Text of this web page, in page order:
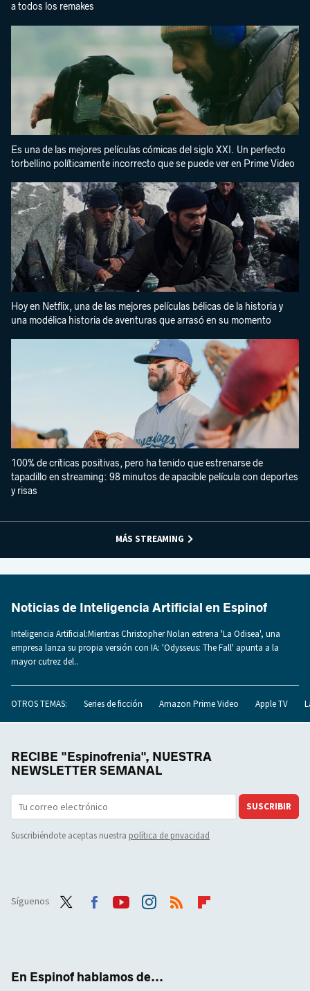
a todos los remakes
Es una de las mejores películas cómicas del siglo XXI. Un perfecto
torbellino políticamente incorrecto que se puede ver en Prime Video
Hoy en Netflix, una de las mejores películas bélicas de la historia y
una modélica historia de aventuras que arrasó en su momento
100% de críticas positivas, pero ha tenido que estrenarse de
tapadillo en streaming: 98 minutos de apacible película con deportes
y risas
MÁS STREAMING
Noticias de Inteligencia Artificial en Espinof
Inteligencia Artificial:Mientras Christopher Nolan estrena 'La Odisea', una
empresa lanza su propia versión con IA: 'Odysseus: The Fall' apunta a la
mayor cutrez del..
OTROS TEMAS: Series de ficción Amazon Prime Video Apple TV
RECIBE "Espinofrenia", NUESTRA
NEWSLETTER SEMANAL
SUSCRIBIR
Suscribiéndote aceptas nuestra política de privacidad
Síguenos
En Espinof hablamos de...